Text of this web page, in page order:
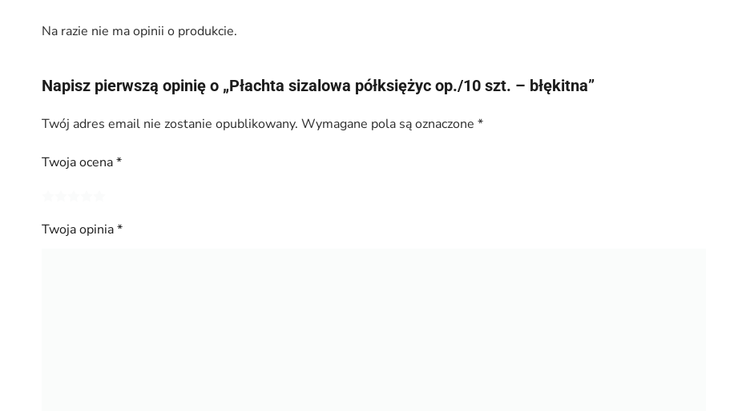
Na razie nie ma opinii o produkcie.
Napisz pierwszą opinię o „Płachta sizalowa półksiężyc op./10 szt. – błękitna”
Twój adres email nie zostanie opublikowany. Wymagane pola są oznaczone *
Twoja ocena*
Twoja opinia*